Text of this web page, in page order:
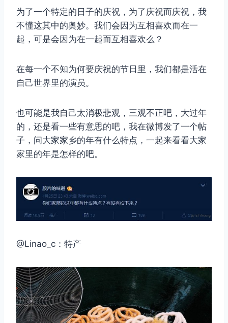
为了一个特定的日子的庆祝，为了庆祝而庆祝，我
不懂这其中的奥妙。我们会因为互相喜欢而在一
起，可是会因为在一起而互相喜欢么？
在每一个不知为何要庆祝的节日里，我们都是活在
自己世界里的演员。
也可能是我自己太消极悲观，三观不正吧，大过年
的，还是看一些有意思的吧，我在微博发了一个帖
子，问大家家乡的年有什么特点，一起来看看大家
家里的年是怎样的吧。
@Linao_c：特产